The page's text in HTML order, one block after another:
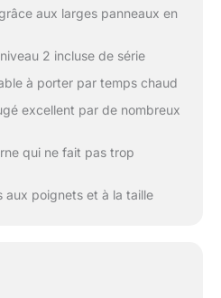
aux larges panneaux en
2 incluse de série
à porter par temps chaud
excellent par de nombreux
qui ne fait pas trop
aux poignets et à la taille